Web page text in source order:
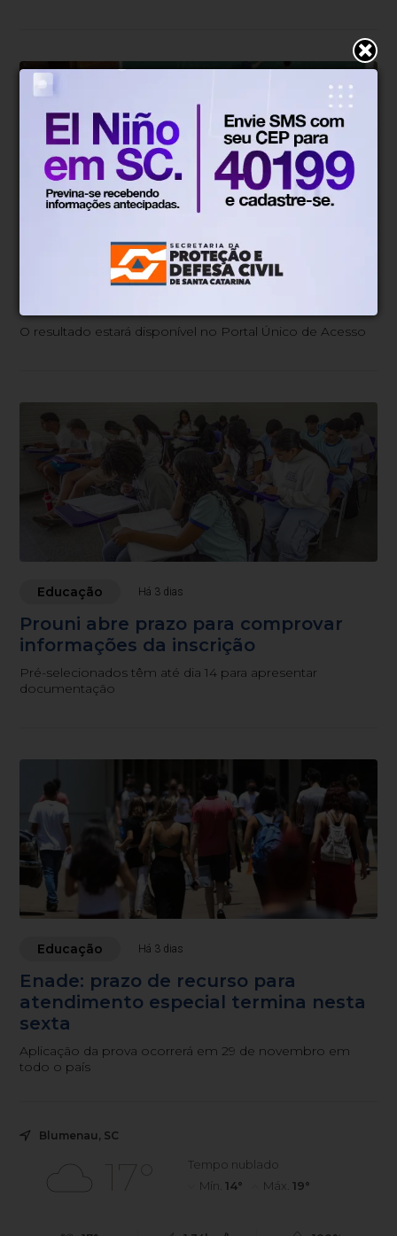
Há 2 dias
Fies começa a convocar nesta sexta
O resultado estará disponível no Portal Único de Acesso
Educação Há 3 dias
Prouni abre prazo para comprovar
informações da inscrição
Pré-selecionados têm até dia 14 para apresentar
documentação
Educação Há 3 dias
Enade: prazo de recurso para
atendimento especial termina nesta
sexta
Aplicação da prova ocorrerá em 29 de novembro em
todo o país
Blumenau, SC
17°
Tempo nublado
Mín. 14° Máx. 19°